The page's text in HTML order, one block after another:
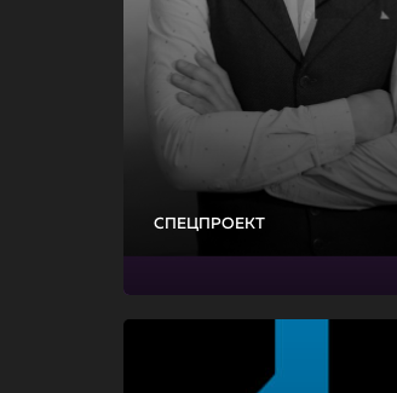
СПЕЦПРОЕКТ